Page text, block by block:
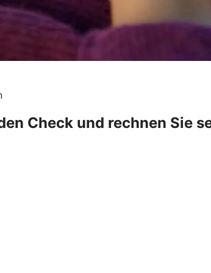
Check und rechnen Sie